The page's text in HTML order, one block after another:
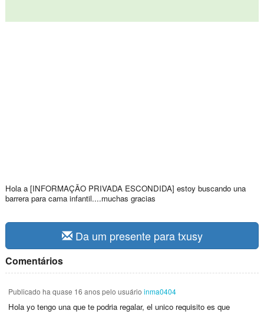
Hola a [INFORMAÇÃO PRIVADA ESCONDIDA] estoy buscando una
barrera para cama infantil....muchas gracias
Da um presente para txusy
Comentários
Publicado ha quase 16 anospelo usuário inma0404
Hola yo tengo una que te podria regalar, el unico requisito es que